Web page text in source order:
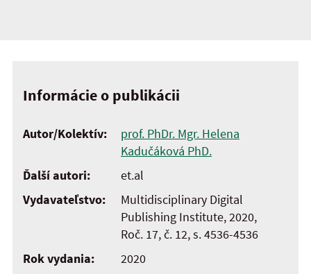
Informácie o publikácii
Autor/Kolektív:
prof. PhDr. Mgr. Helena
Kadučáková PhD.
Ďalší autori:
et.al
Vydavateľstvo:
Multidisciplinary Digital
Publishing Institute, 2020,
Roč. 17, č. 12, s. 4536-4536
Rok vydania:
2020